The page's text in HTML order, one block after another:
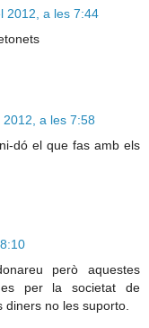
2012, a les 7:44
a les 7:58
dó el que fas amb els
però aquestes
per la societat de
diners no les suporto.